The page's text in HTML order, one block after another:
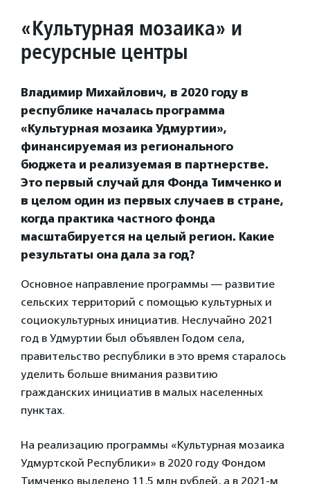
«Культурная мозаика» и
ресурсные центры
Владимир Михайлович, в 2020 году в
республике началась программа
«Культурная мозаика Удмуртии»,
финансируемая из регионального
бюджета и реализуемая в партнерстве.
Это первый случай для Фонда Тимченко и
в целом один из первых случаев в стране,
когда практика частного фонда
масштабируется на целый регион. Какие
результаты она дала за год?
Основное направление программы — развитие
сельских территорий с помощью культурных и
социокультурных инициатив. Неслучайно 2021
год в Удмуртии был объявлен Годом села,
правительство республики в это время старалось
уделить больше внимания развитию
гражданских инициатив в малых населенных
пунктах.
На реализацию программы «Культурная мозаика
Удмуртской Республики» в 2020 году Фондом
Тимченко выделено 11,5 млн рублей, а в 2021-м